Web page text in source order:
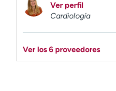
Ver perfil
Cardiología
Ver los 6 proveedores